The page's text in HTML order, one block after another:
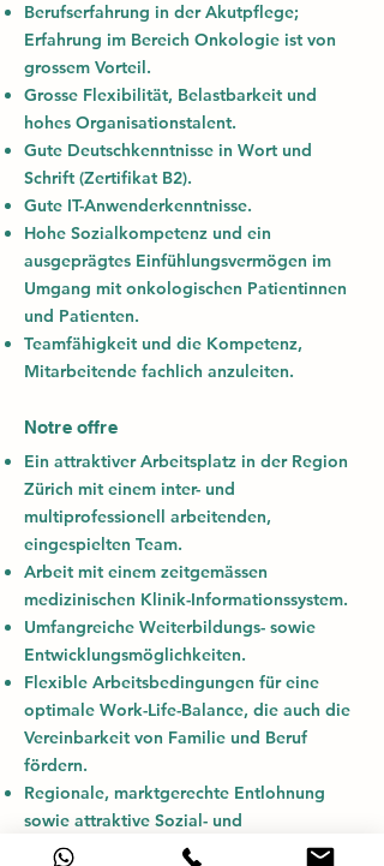
Berufserfahrung in der Akutpflege;
Erfahrung im Bereich Onkologie ist von
grossem Vorteil.
Grosse Flexibilität, Belastbarkeit und
hohes Organisationstalent.
Gute Deutschkenntnisse in Wort und
Schrift (Zertifikat B2).
Gute IT-Anwenderkenntnisse.
Hohe Sozialkompetenz und ein
ausgeprägtes Einfühlungsvermögen im
Umgang mit onkologischen Patientinnen
und Patienten.
Teamfähigkeit und die Kompetenz,
Mitarbeitende fachlich anzuleiten.
Notre offre
Ein attraktiver Arbeitsplatz in der Region
Zürich mit einem inter- und
multiprofessionell arbeitenden,
eingespielten Team.
Arbeit mit einem zeitgemässen
medizinischen Klinik-Informationssystem.
Umfangreiche Weiterbildungs- sowie
Entwicklungsmöglichkeiten.
Flexible Arbeitsbedingungen für eine
optimale Work-Life-Balance, die auch die
Vereinbarkeit von Familie und Beruf
fördern.
Regionale, marktgerechte Entlohnung
sowie attraktive Sozial- und
Lohnnebenleistungen.